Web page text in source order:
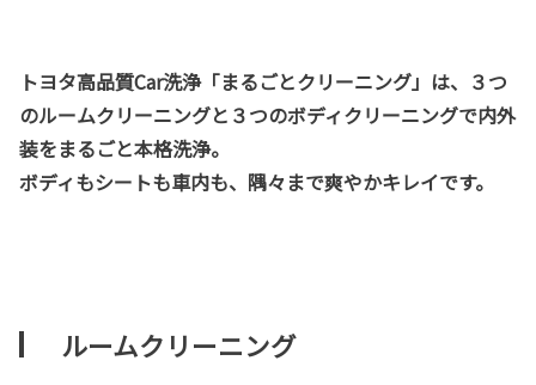
トヨタ高品質Car洗浄「まるごとクリーニング」は、３つ
のルームクリーニングと３つのボディクリーニングで内外
装をまるごと本格洗浄。
ボディもシートも車内も、隅々まで爽やかキレイです。
ルームクリーニング